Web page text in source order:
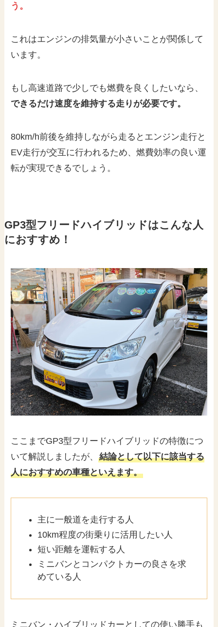
う。
これはエンジンの排気量が小さいことが関係して
います。
もし高速道路で少しでも燃費を良くしたいなら、
できるだけ速度を維持する走りが必要です。
80km/h前後を維持しながら走るとエンジン走行と
EV走行が交互に行われるため、燃費効率の良い運
転が実現できるでしょう。
GP3型フリードハイブリッドはこんな人
におすすめ！
ここまでGP3型フリードハイブリッドの特徴につ
いて解説しましたが、結論として以下に該当する
人におすすめの車種といえます。
主に一般道を走行する人
10km程度の街乗りに活用したい人
短い距離を運転する人
ミニバンとコンパクトカーの良さを求
めている人
ミニバン・ハイブリッドカーとしての使い勝手も